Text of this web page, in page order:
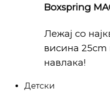
Boxspring
Лежај со
висина 25cm
навлака!
Детски